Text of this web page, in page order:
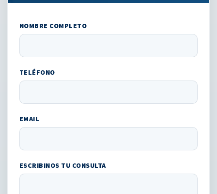
NOMBRE COMPLETO
TELÉFONO
EMAIL
ESCRIBINOS TU CONSULTA